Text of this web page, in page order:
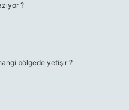
?
bölgede yetişir ?